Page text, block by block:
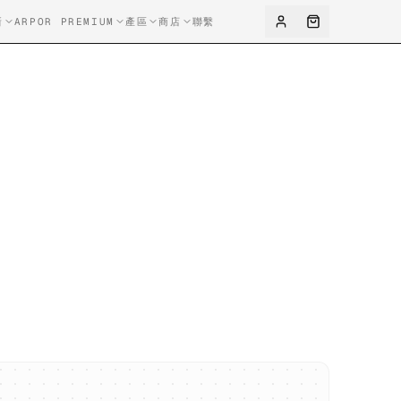
ARPOR PREMIUM 產區 商店 聯繫